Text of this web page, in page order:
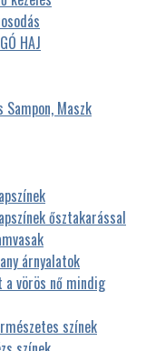
HAJ
Sampon, Maszk
ősztakarással
árnyalatok
a vörös nő mindig
színek